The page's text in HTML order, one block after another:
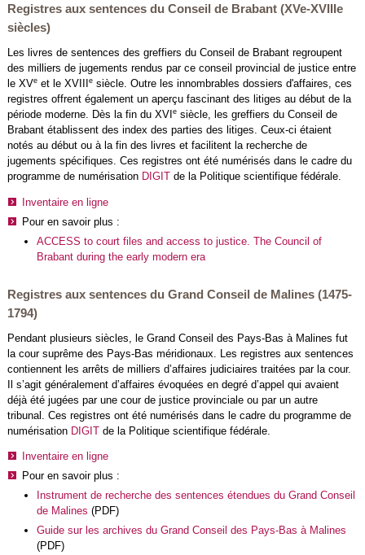
Registres aux sentences du Conseil de Brabant (XVe-XVIIIe
siècles)
Les livres de sentences des greffiers du Conseil de Brabant regroupent
des milliers de jugements rendus par ce conseil provincial de justice entre
le XVeet le XVIII esiècle. Outre les innombrables dossiers d'affaires, ces
registres offrent également un aperçu fascinant des litiges au début de la
période moderne. Dès la fin du XVI esiècle, les greffiers du Conseil de
Brabant établissent des index des parties des litiges. Ceux-ci étaient
notés au début ou à la fin des livres et facilitent la recherche de
jugements spécifiques. Ces registres ont été numérisés dans le cadre du
programme de numérisation DIGITde la Politique scientifique fédérale.
Inventaire en ligne
Pour en savoir plus :
ACCESS to court files and access to justice. The Council of
Brabant during the early modern era
Registres aux sentences du Grand Conseil de Malines (1475-
1794)
Pendant plusieurs siècles, le Grand Conseil des Pays-Bas à Malines fut
la cour suprême des Pays-Bas méridionaux. Les registres aux sentences
contiennent les arrêts de milliers d’affaires judiciaires traitées par la cour.
Il s’agit généralement d’affaires évoquées en degré d’appel qui avaient
déjà été jugées par une cour de justice provinciale ou par un autre
tribunal. Ces registres ont été numérisés dans le cadre du programme de
numérisation DIGITde la Politique scientifique fédérale.
Inventaire en ligne
Pour en savoir plus :
Instrument de recherche des sentences étendues du Grand Conseil
de Malines (PDF)
Guide sur les archives du Grand Conseil des Pays-Bas à Malines
(PDF)